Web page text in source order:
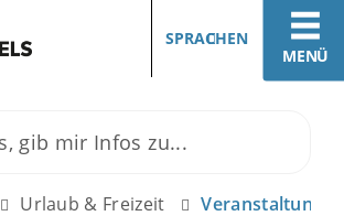
MENÜ
SPRACHEN
Urlaub & Freizeit